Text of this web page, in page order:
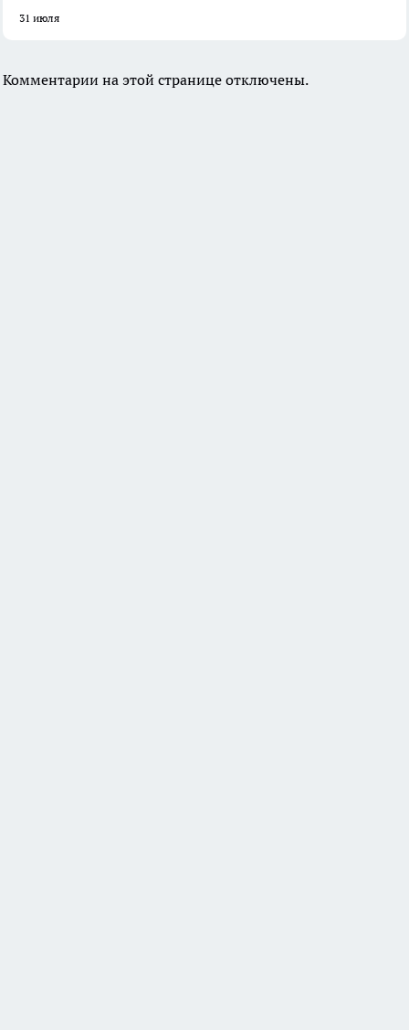
31 июля
Комментарии на этой странице отключены.